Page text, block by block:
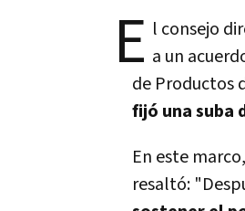
E l consejo
a un
de Productos
fijó una suba
En este
resaltó: